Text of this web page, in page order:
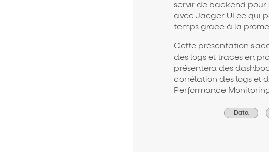
servir de backend pour
avec Jaeger UI ce qui
temps grace à la
Cette présentation
des logs et traces en
présentera des
corrélation des logs et
Performance
Data